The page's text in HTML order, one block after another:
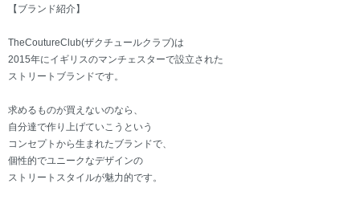
【ブランド紹介】
TheCoutureClub(ザクチュールクラブ)は
2015年にイギリスのマンチェスターで設立された
ストリートブランドです。
求めるものが買えないのなら、
自分達で作り上げていこうという
コンセプトから生まれたブランドで、
個性的でユニークなデザインの
ストリートスタイルが魅力的です。